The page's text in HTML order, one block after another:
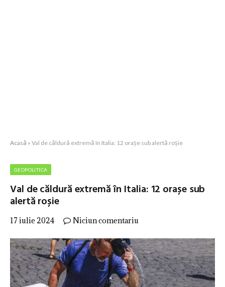
Acasă » Val de căldură extremă în Italia: 12 orașe sub alertă roșie
GEOPOLITICA
Val de căldură extremă în Italia: 12 orașe sub
alertă roșie
17 iulie 2024 Niciun comentariu